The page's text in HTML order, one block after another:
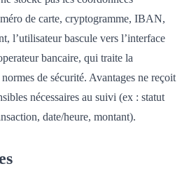
de carte, cryptogramme, IBAN,
l’utilisateur bascule vers l’interface
bancaire, qui traite la
de sécurité. Avantages ne reçoit
nécessaires au suivi (ex : statut
date/heure, montant).